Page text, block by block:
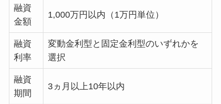
融資
金額
1,000万円以内（1万円単位）
融資
利率
変動金利型と固定金利型のいずれかを
選択
融資
期間
3ヵ月以上10年以内